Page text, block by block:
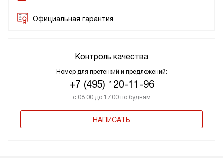
Официальная гарантия
Контроль качества
Номер для претензий и предложений:
+7 (495) 120-11-96
с 08:00 до 17:00 по будням
НАПИСАТЬ